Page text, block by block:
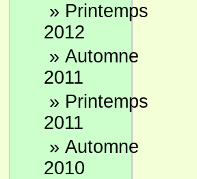
» Printemps
2012
» Automne
2011
» Printemps
2011
» Automne
2010